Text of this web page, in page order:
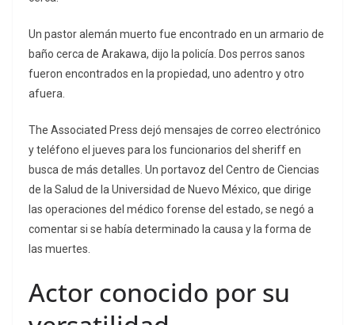
Un pastor alemán muerto fue encontrado en un armario de
baño cerca de Arakawa, dijo la policía. Dos perros sanos
fueron encontrados en la propiedad, uno adentro y otro
afuera.
The Associated Press dejó mensajes de correo electrónico
y teléfono el jueves para los funcionarios del sheriff en
busca de más detalles. Un portavoz del Centro de Ciencias
de la Salud de la Universidad de Nuevo México, que dirige
las operaciones del médico forense del estado, se negó a
comentar si se había determinado la causa y la forma de
las muertes.
Actor conocido por su